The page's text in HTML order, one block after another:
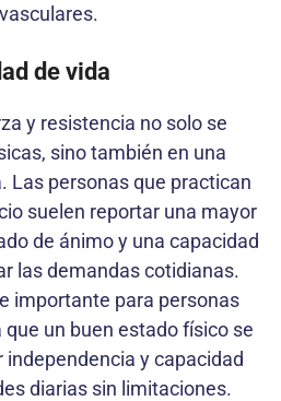
de vida
y resistencia no solo se
sino también en una
Las personas que practican
suelen reportar una mayor
de ánimo y una capacidad
las demandas cotidianas.
importante para personas
un buen estado físico se
independencia y capacidad
diarias sin limitaciones.